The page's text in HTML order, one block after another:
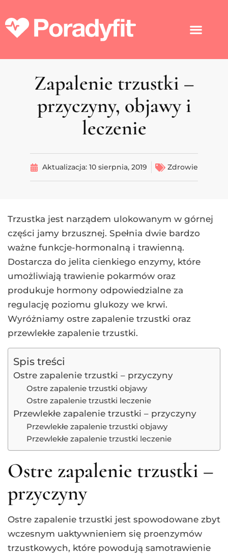
Zapalenie trzustki –
przyczyny, objawy i
leczenie
Aktualizacja: 10 sierpnia, 2019 Zdrowie
Trzustka jest narządem ulokowanym w górnej
części jamy brzusznej. Spełnia dwie bardzo
ważne funkcje-hormonalną i trawienną.
Dostarcza do jelita cienkiego enzymy, które
umożliwiają trawienie pokarmów oraz
produkuje hormony odpowiedzialne za
regulację poziomu glukozy we krwi.
Wyróżniamy ostre zapalenie trzustki oraz
przewlekłe zapalenie trzustki.
Spis treści
Ostre zapalenie trzustki – przyczyny
Ostre zapalenie trzustki objawy
Ostre zapalenie trzustki leczenie
Przewlekłe zapalenie trzustki – przyczyny
Przewlekłe zapalenie trzustki objawy
Przewlekłe zapalenie trzustki leczenie
Ostre zapalenie trzustki –
przyczyny
Ostre zapalenie trzustki jest spowodowane zbyt
wczesnym uaktywnieniem się proenzymów
trzustkowych, które powodują samotrawienie